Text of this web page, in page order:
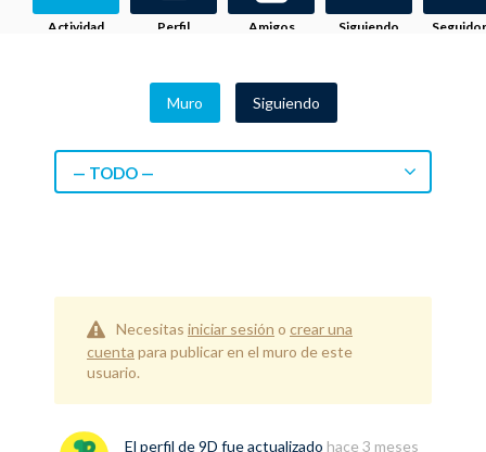
Actividad Perfil Amigos Siguiendo
Muro Siguiendo
— TODO —
Necesitas iniciar sesión o crear una
cuenta para publicar en el muro de este
usuario.
El perfil de9D fue actualizado hace 3 meses